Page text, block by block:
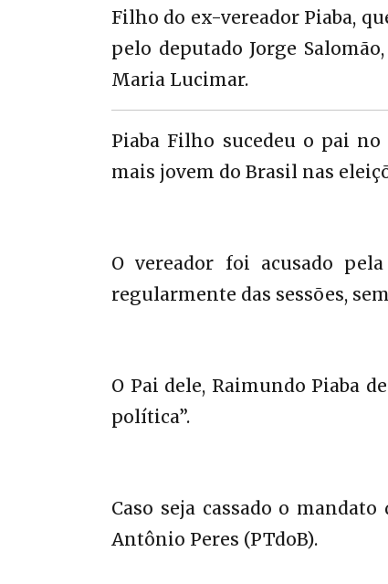
Filho do ex-vereador Piaba,
pelo deputado Jorge
Maria Lucimar.
Piaba Filho sucedeu o pai
mais jovem do Brasil nas
O vereador foi acusado
regularmente das sessões,
O Pai dele, Raimundo Piaba
política”.
Caso seja cassado o
Antônio Peres (PTdoB).